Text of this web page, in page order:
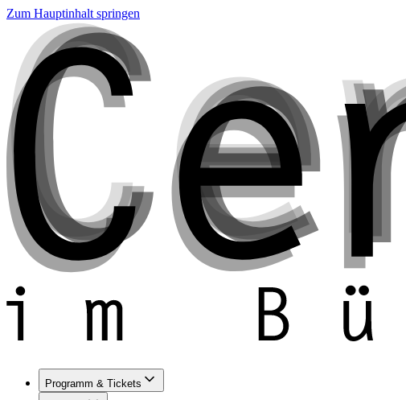
Zum Hauptinhalt springen
Programm & Tickets